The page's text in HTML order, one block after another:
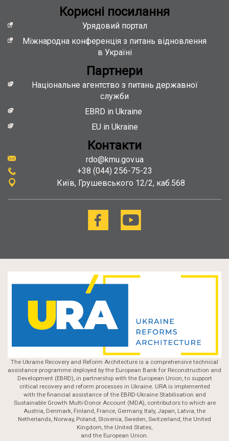
Кориснi посилання
Урядовий портал
Міжнародна конференція з питань відновлення
в Україні
Партнери
Національне агентство з питань державної
служби
EBRD in Ukraine
EU in Ukraine
Контакти
rdo@kmu.gov.ua
+38 (044) 256-75-23
Київ Грушевського 12/2, каб.568
The Ukraine Recovery and Reform Architecture is a comprehensive technical
assistance programme deployed by the European Bank for Reconstruction and
Development (EBRD), in partnership with the European Union, to support
critical recovery and reform processes in Ukraine. URA is implemented
with the financial assistance of the EBRD-Ukraine Stabilisation and
Sustainable Growth Multi-Donor Account (MDA), contributors to which are
Austria, Denmark, Finland, France, Germany, Italy, Japan, Latvia, the
Netherlands, Norway, Poland, Slovenia, Sweden, Switzerland, the United
Kingdom, the United States,
and the European Union.